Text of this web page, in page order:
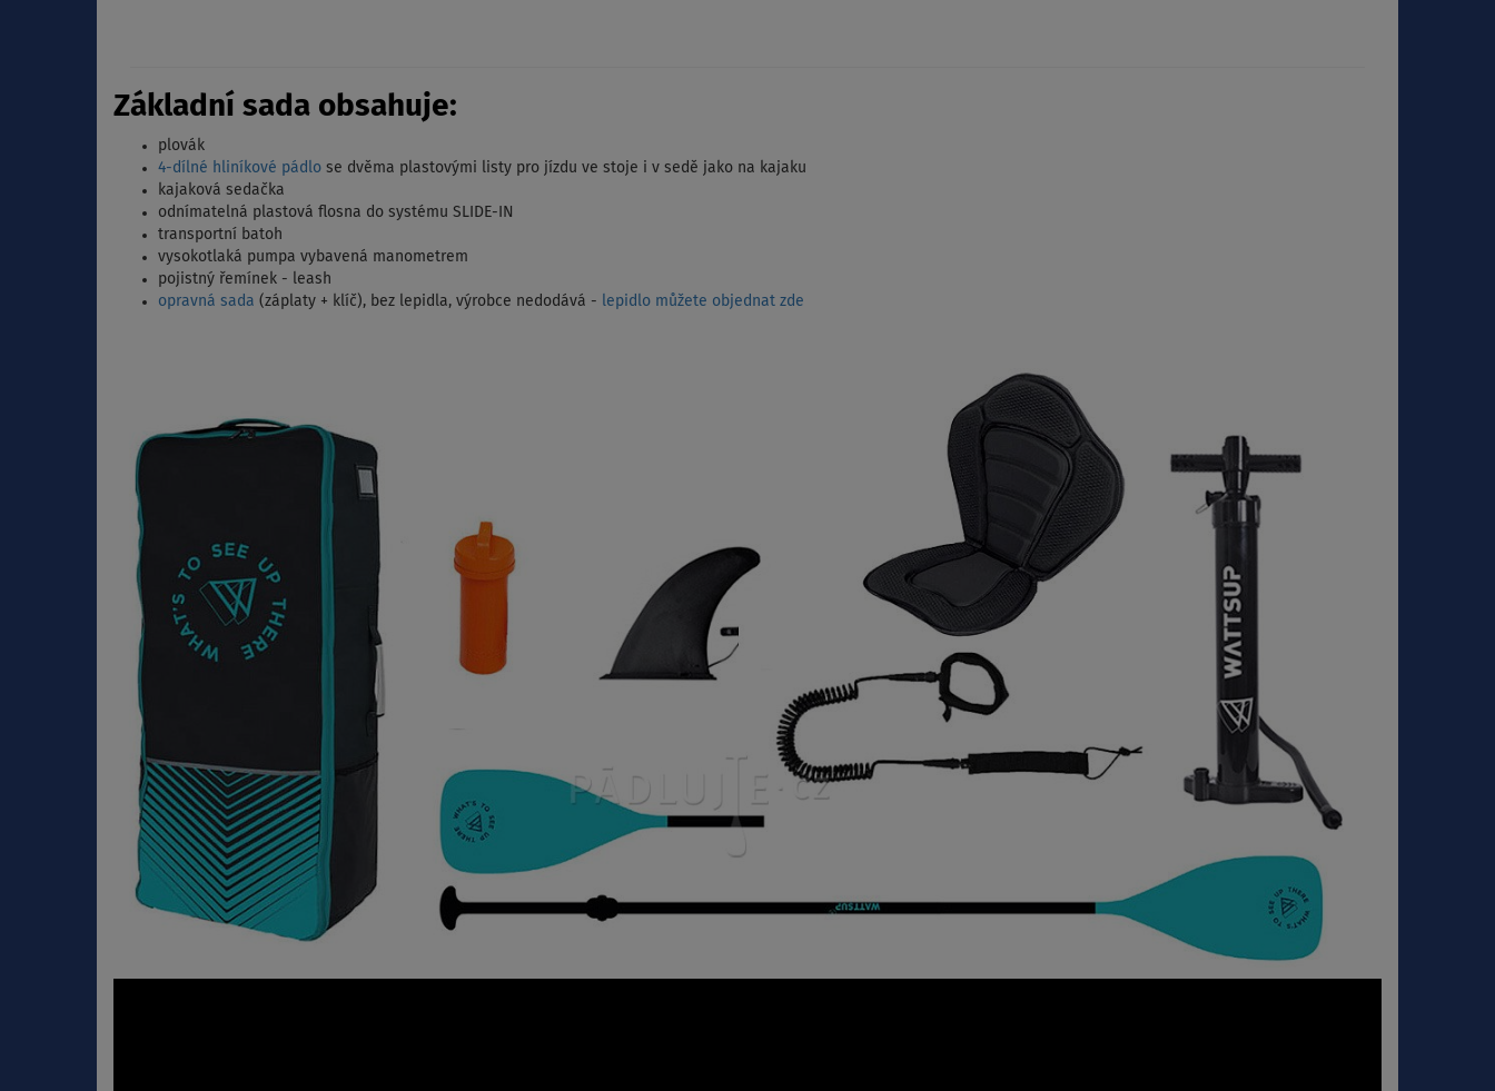
Základní sada obsahuje:
plovák
4-dílné hliníkové pádlo se dvěma plastovými listy pro jízdu ve stoje i v sedě jako na kajaku
kajaková sedačka
odnímatelná plastová flosna do systému SLIDE-IN
transportní batoh
vysokotlaká pumpa vybavená manometrem
pojistný řemínek - leash
opravná sada (záplaty + klíč), bez lepidla, výrobce nedodává - lepidlo můžete objednat zde